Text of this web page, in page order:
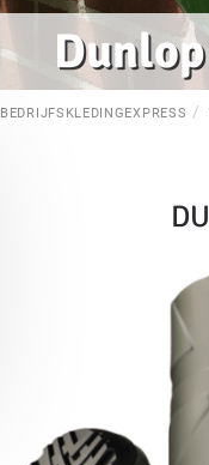
BEDRIJFSKLEDINGEXPRESS